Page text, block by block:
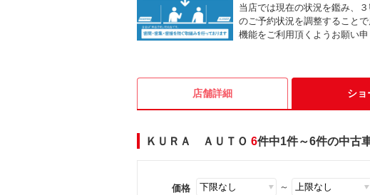
当店では現在の状況を鑑み、
のご予約状況を調整すること
機能をご利用頂くようお願い
店舗詳細 ショ
ＫＵＲＡ ＡＵＴＯ 6件中1件～6件の中古
価格
～